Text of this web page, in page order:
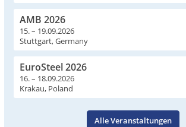
AMB 2026
15. – 19.09.2026
Stuttgart, Germany
EuroSteel 2026
16. – 18.09.2026
Krakau, Poland
Alle Veranstaltungen